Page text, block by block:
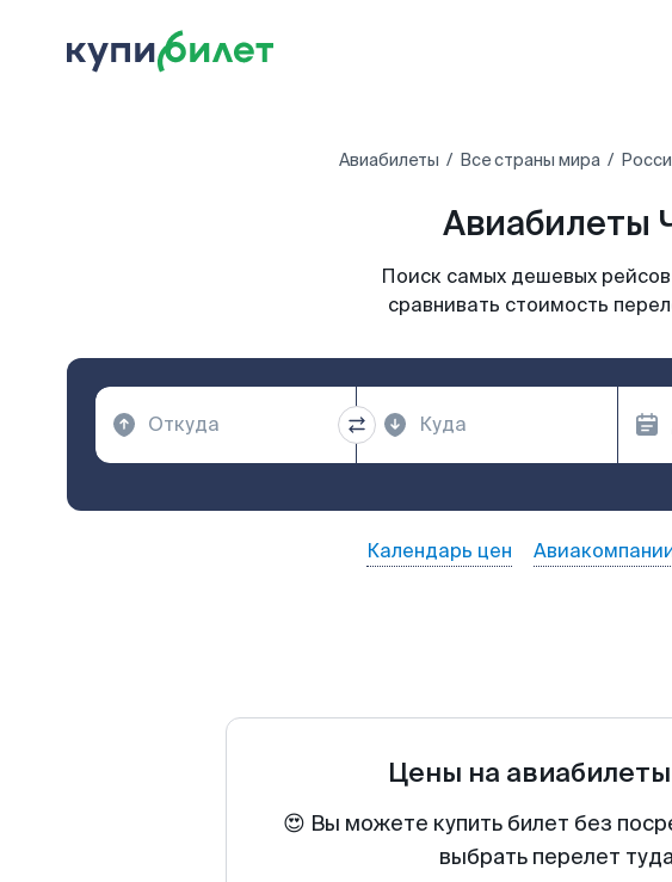
Авиабилеты Все страны мира
Авиабилеты
Поиск самых дешевых
сравнивать стоимость
Календарь цен
Цены на авиабилеты
😍 Вы можете купить билет без
выбрать перелет